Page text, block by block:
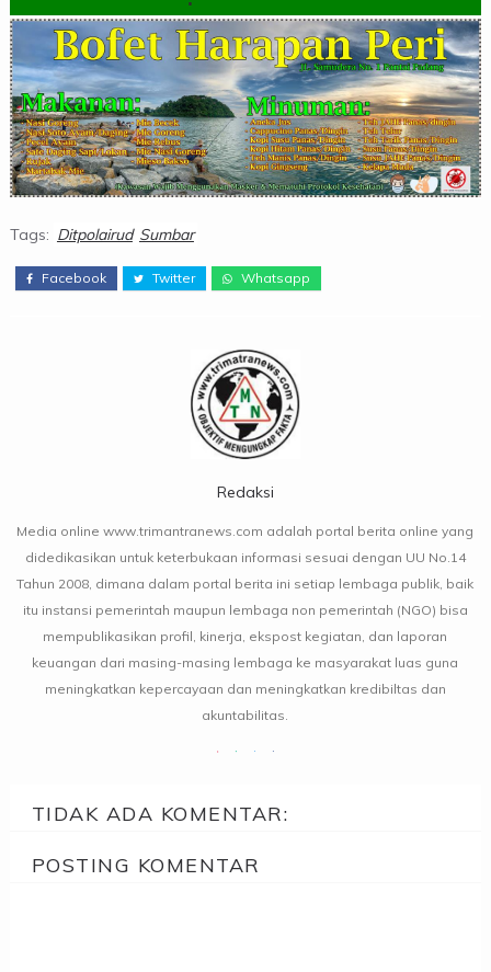
Tags: Ditpolairud Sumbar
Facebook Twitter Whatsapp
Redaksi
Media online www.trimantranews.com adalah portal berita online yang
didedikasikan untuk keterbukaan informasi sesuai dengan UU No.14
Tahun 2008, dimana dalam portal berita ini setiap lembaga publik, baik
itu instansi pemerintah maupun lembaga non pemerintah (NGO) bisa
mempublikasikan profil, kinerja, ekspost kegiatan, dan laporan
keuangan dari masing-masing lembaga ke masyarakat luas guna
meningkatkan kepercayaan dan meningkatkan kredibiltas dan
akuntabilitas.
TIDAK ADA KOMENTAR:
POSTING KOMENTAR